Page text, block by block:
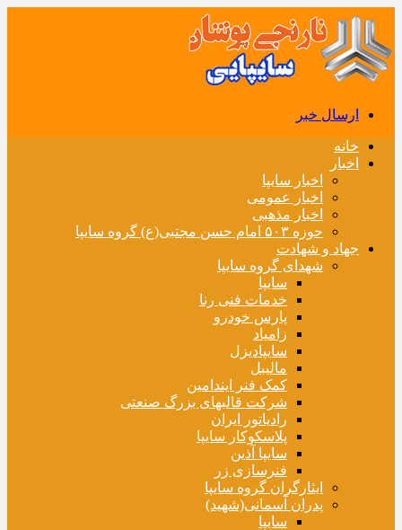
ارسال خبر
خانه
اخبار
اخبار سایپا
اخبار عمومی
اخبار مذهبی
حوزه ۵۰۳ امام حسن مجتبی(ع) گروه سایپا
جهاد و شهادت
شهدای گروه سایپا
سایپا
خدمات فنی رنا
پارس خودرو
زامیاد
سایپادیزل
مالیبل
کمک فنر ایندامین
شرکت قالبهای بزرگ صنعتی
رادیاتور ایران
پلاسکوکار سایپا
سایپا آذین
فنرسازی زر
ایثارگران گروه سایپا
پدران آسمانی(شهید)
سایپا